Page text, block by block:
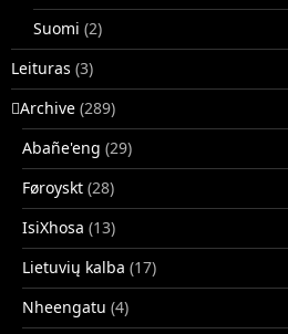
Suomi (2)
Leituras (3)
􏿽Archive (289)
Abañe'eng (29)
Føroyskt (28)
IsiXhosa (13)
Lietuvių kalba (17)
Nheengatu (4)